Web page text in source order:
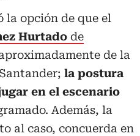
la opción de que el
Hurtado de
de la
la postura
en el escenario
Además, la
al caso, concuerda en